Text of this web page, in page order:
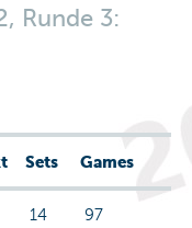
Runde 3:
Sets Games
14 97